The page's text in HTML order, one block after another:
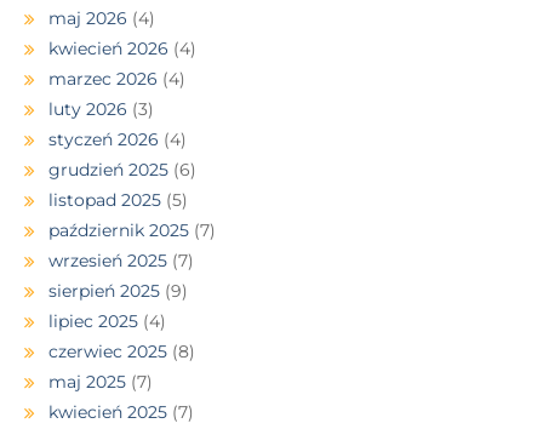
maj 2026 (4)
kwiecień 2026 (4)
marzec 2026 (4)
luty 2026 (3)
styczeń 2026 (4)
grudzień 2025 (6)
listopad 2025 (5)
październik 2025 (7)
wrzesień 2025 (7)
sierpień 2025 (9)
lipiec 2025 (4)
czerwiec 2025 (8)
maj 2025 (7)
kwiecień 2025 (7)